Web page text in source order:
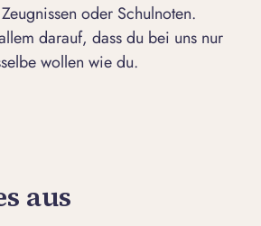
oder Schulnoten.
darauf, dass du bei uns nur
wollen wie du.
aus